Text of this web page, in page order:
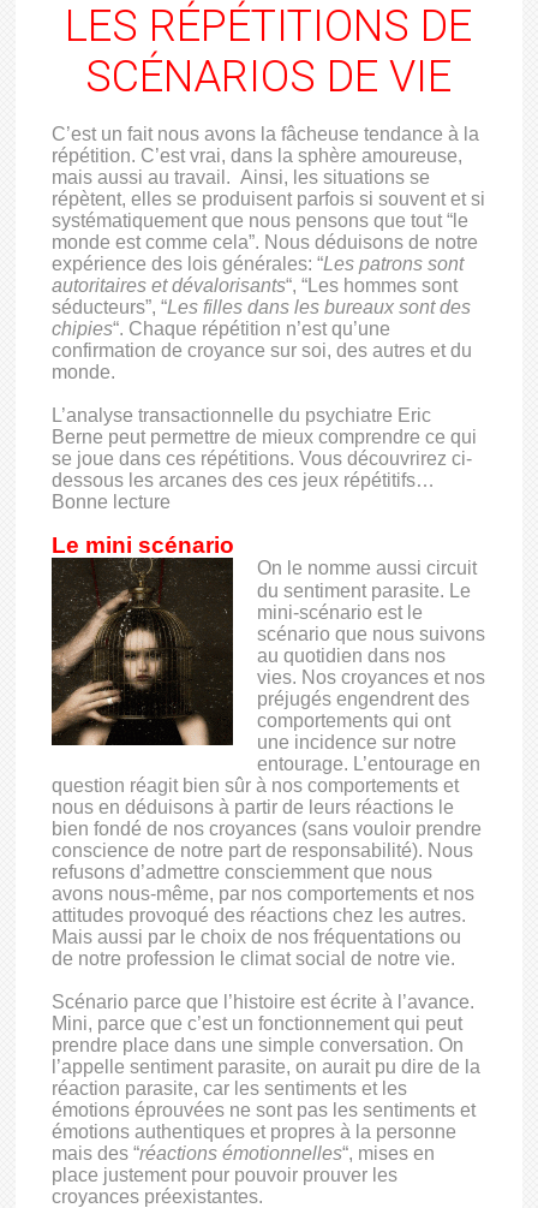
LES RÉPÉTITIONS DE
SCÉNARIOS DE VIE
C’est un fait nous avons la fâcheuse tendance à la
répétition. C’est vrai, dans la sphère amoureuse,
mais aussi au travail. Ainsi, les situations se
répètent, elles se produisent parfois si souvent et si
systématiquement que nous pensons que tout “le
monde est comme cela”. Nous déduisons de notre
expérience des lois générales: “Les patrons sont
autoritaires et dévalorisants“, “Les hommes sont
séducteurs”, “Les filles dans les bureaux sont des
chipies“. Chaque répétition n’est qu’une
confirmation de croyance sur soi, des autres et du
monde.
L’analyse transactionnelle du psychiatre Eric
Berne peut permettre de mieux comprendre ce qui
se joue dans ces répétitions. Vous découvrirez ci-
dessous les arcanes des ces jeux répétitifs…
Bonne lecture
Le mini scénario
On le nomme aussi circuit
du sentiment parasite. Le
mini-scénario est le
scénario que nous suivons
au quotidien dans nos
vies. Nos croyances et nos
préjugés engendrent des
comportements qui ont
une incidence sur notre
entourage. L’entourage en
question réagit bien sûr à nos comportements et
nous en déduisons à partir de leurs réactions le
bien fondé de nos croyances (sans vouloir prendre
conscience de notre part de responsabilité). Nous
refusons d’admettre consciemment que nous
avons nous-même, par nos comportements et nos
attitudes provoqué des réactions chez les autres.
Mais aussi par le choix de nos fréquentations ou
de notre profession le climat social de notre vie.
Scénario parce que l’histoire est écrite à l’avance.
Mini, parce que c’est un fonctionnement qui peut
prendre place dans une simple conversation. On
l’appelle sentiment parasite, on aurait pu dire de la
réaction parasite, car les sentiments et les
émotions éprouvées ne sont pas les sentiments et
émotions authentiques et propres à la personne
mais des “réactions émotionnelles“, mises en
place justement pour pouvoir prouver les
croyances préexistantes.